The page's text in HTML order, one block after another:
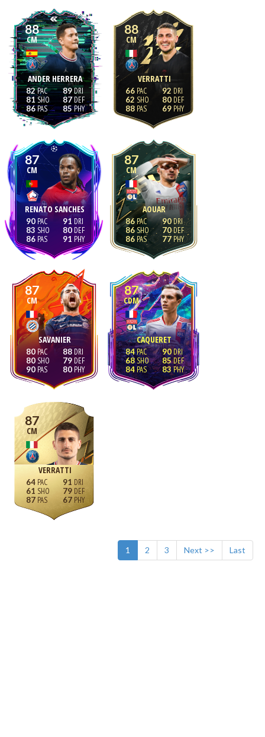
88
CM
ANDER HERRERA
82
81
86
89
87
85
88
CM
VERRATTI
66
62
88
92
80
69
87
CM
RENATO SANCHES
90
83
86
91
80
91
87
CM
AOUAR
86
86
86
90
70
77
87
CM
SAVANIER
80
80
90
88
79
80
87
CDM
CAQUERET
84
68
84
90
85
83
87
CM
VERRATTI
64
61
87
91
79
67
1 2 3 Next >> Last